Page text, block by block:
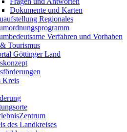
Dokumente und Karten
Regionales
Verfahren und Vorhaben
Tourismus
Göttinger Land
Kreis
des Landkreises